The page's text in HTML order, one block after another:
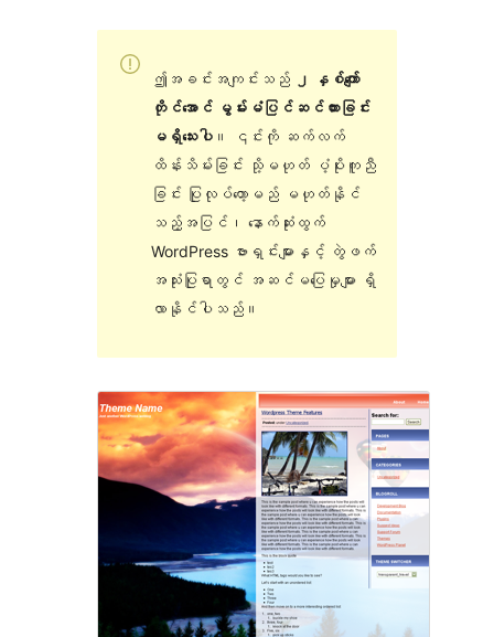
ဤအခင်းအကျင်းသည်
၂ နှစ်ကျော်
တိုင်အောင် မွမ်းမံပြင်ဆင်ထားခြင်း
မရှိသေးပါ။ ၎င်းကို ဆက်လက်
ထိန်းသိမ်းခြင်း သို့မဟုတ် ပံ့ပိုးကူညီ
ခြင်း ပြုလုပ်တော့မည် မဟုတ်နိုင်
သည့်အပြင်၊ နောက်ဆုံးထွက်
WordPress ဗားရှင်းများနှင့် တွဲဖက်
အသုံးပြုရာတွင် အဆင်မပြေမှုများ ရှိ
လာနိုင်ပါသည်။